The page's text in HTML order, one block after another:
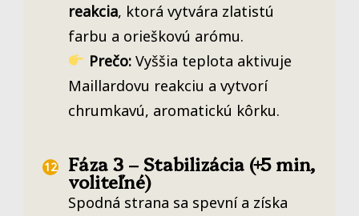
reakcia, ktorá vytvára zlatistú
farbu a orieškovú arómu.
Prečo:Vyššia teplota aktivuje
Maillardovu reakciu a vytvorí
chrumkavú, aromatickú kôrku.
Fáza 3 – Stabilizácia (+5 min,
voliteľné)
Spodná strana sa spevní a získa